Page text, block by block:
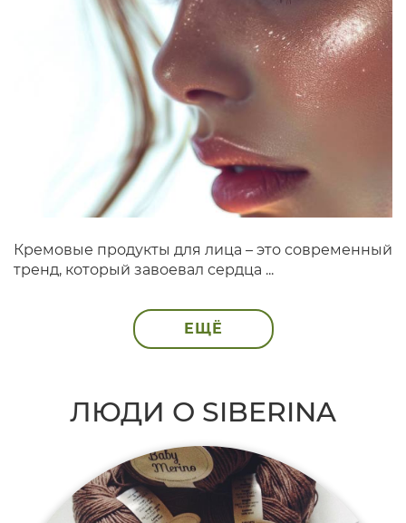
Кремовые продукты для лица – это современный
тренд, который завоевал сердца ...
ЕЩЁ
ЛЮДИ О SIBERINA